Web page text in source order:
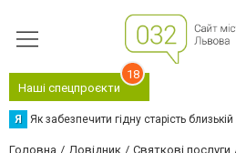
Наші спецпроєкти
18
Я Як забезпечити гідну старість
Головна Довідник Святкові послуги